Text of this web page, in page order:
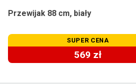
Przewijak 88 cm, biały
SUPER CENA
569 zł